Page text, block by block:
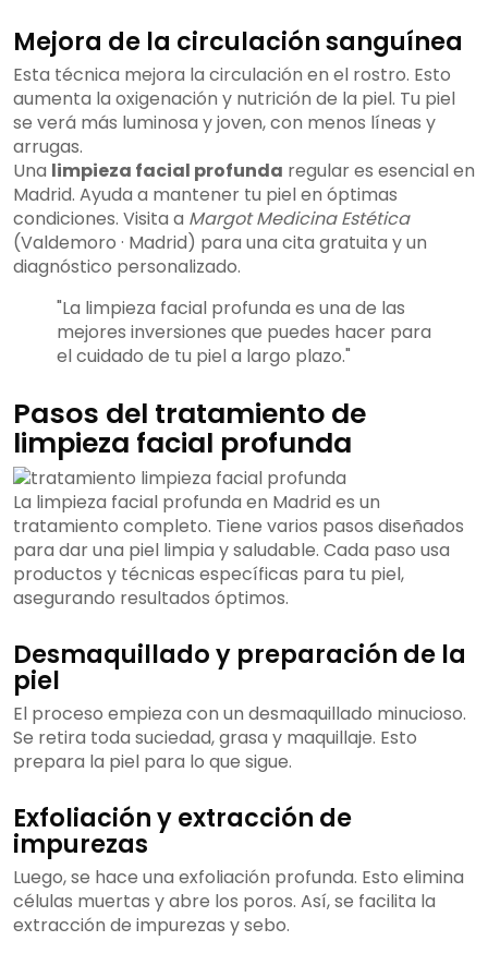
Mejora de la circulación sanguínea
Esta técnica mejora la circulación en el rostro. Esto
aumenta la oxigenación y nutrición de la piel. Tu piel
se verá más luminosa y joven, con menos líneas y
arrugas.
Una limpieza facial profunda regular es esencial en
Madrid. Ayuda a mantener tu piel en óptimas
condiciones. Visita a Margot Medicina Estética
(Valdemoro · Madrid) para una cita gratuita y un
diagnóstico personalizado.
"La limpieza facial profunda es una de las
mejores inversiones que puedes hacer para
el cuidado de tu piel a largo plazo."
Pasos del tratamiento de
limpieza facial profunda
La limpieza facial profunda en Madrid es un
tratamiento completo. Tiene varios pasos diseñados
para dar una piel limpia y saludable. Cada paso usa
productos y técnicas específicas para tu piel,
asegurando resultados óptimos.
Desmaquillado y preparación de la
piel
El proceso empieza con un desmaquillado minucioso.
Se retira toda suciedad, grasa y maquillaje. Esto
prepara la piel para lo que sigue.
Exfoliación y extracción de
impurezas
Luego, se hace una exfoliación profunda. Esto elimina
células muertas y abre los poros. Así, se facilita la
extracción de impurezas y sebo.